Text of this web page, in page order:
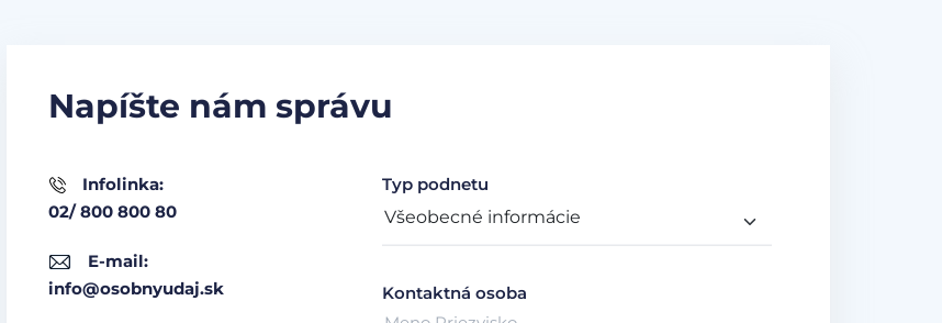
Napíšte nám správu
Infolinka:
02/ 800 800 80
E-mail:
info@osobnyudaj.sk
Typ podnetu
Kontaktná osoba